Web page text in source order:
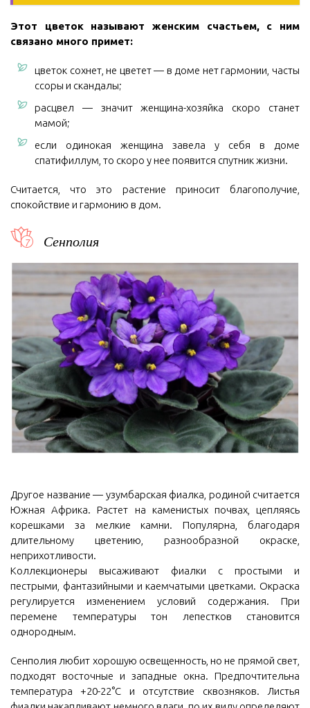
Этот цветок называют женским счастьем, с ним
связано много примет:
цветок сохнет, не цветет — в доме нет гармонии, часты
ссоры и скандалы;
расцвел — значит женщина-хозяйка скоро станет
мамой;
если одинокая женщина завела у себя в доме
спатифиллум, то скоро у нее появится спутник жизни.
Считается, что это растение приносит благополучие,
спокойствие и гармонию в дом.
Сенполия
Другое название — узумбарская фиалка, родиной считается
Южная Африка. Растет на каменистых почвах, цепляясь
корешками за мелкие камни. Популярна, благодаря
длительному цветению, разнообразной окраске,
неприхотливости.
Коллекционеры высаживают фиалки с простыми и
пестрыми, фантазийными и каемчатыми цветками. Окраска
регулируется изменением условий содержания. При
перемене температуры тон лепестков становится
однородным.
Сенполия любит хорошую освещенность, но не прямой свет,
подходят восточные и западные окна. Предпочтительна
температура +20-22°С и отсутствие сквозняков. Листья